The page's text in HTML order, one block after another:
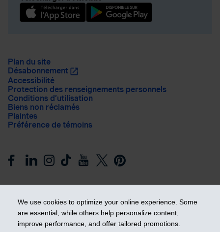
We use cookies to optimize your online experience. Some
are essential, while others help personalize content,
improve performance, and offer tailored promotions.
Plan du site
Désabonnement
Accessibilité
Protection des renseignements personnels
Conditions d’utilisation
Biens non réclamés
Plaintes
Préférence de témoins